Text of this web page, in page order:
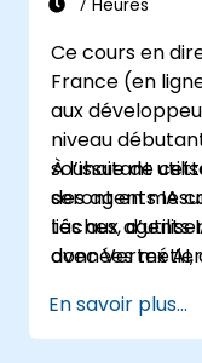
7 Heures
Ce cours en
France (en
aux
niveau
souhaitant
des agents IA
tâches,
données
À l’issue de
seront en
liés aux agents
avec Vertex
déployer des
métier.
En savoir plus...